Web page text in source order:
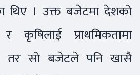
थिए । उक्त बजेटमा देशको
कृषिलाई प्राथमिकतामा
तर सो बजेटले पनि खासै